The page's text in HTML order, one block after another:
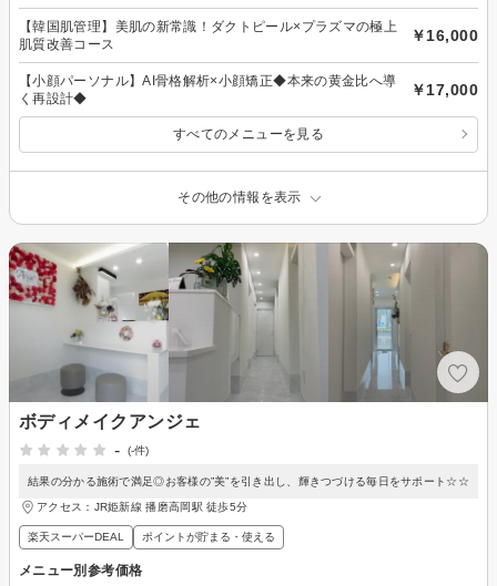
【韓国肌管理】美肌の新常識！ダクトピール×プラズマの極上
肌質改善コース
￥16,000
【小顔パーソナル】AI骨格解析×小顔矯正◆本来の黄金比へ導
く再設計◆
￥17,000
すべてのメニューを見る
その他の情報を表示
ボディメイクアンジェ
-
(-件)
結果の分かる施術で満足◎お客様の”美”を引き出し、輝きつづける毎日をサポート☆☆
アクセス：JR姫新線 播磨高岡駅 徒歩5分
楽天スーパーDEAL ポイントが貯まる・使える
メニュー別参考価格